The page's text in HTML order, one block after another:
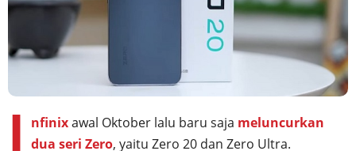
I nfinixawal Oktober lalu baru saja meluncurkan
dua seri Zero, yaitu Zero 20 dan Zero Ultra.